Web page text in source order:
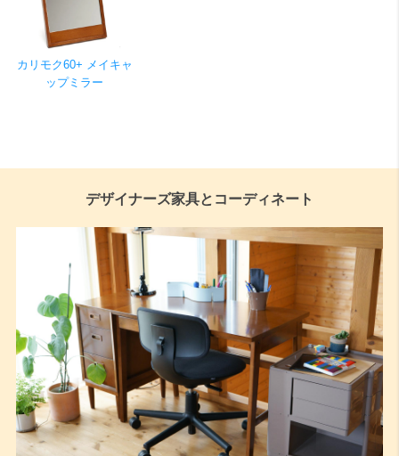
カリモク60+ メイキャ
ップミラー
デザイナーズ家具とコーディネート